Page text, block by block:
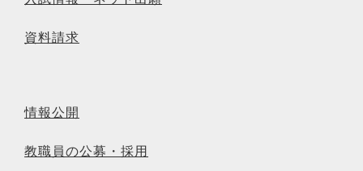
資料請求
情報公開
教職員の公募・採用